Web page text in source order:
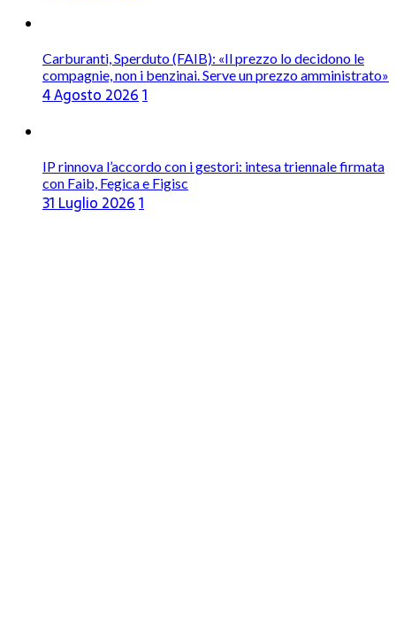
Carburanti, Sperduto (FAIB): «Il prezzo lo decidono le
compagnie, non i benzinai. Serve un prezzo amministrato»
4 Agosto 20261
IP rinnova l’accordo con i gestori: intesa triennale firmata
con Faib, Fegica e Figisc
31 Luglio 20261